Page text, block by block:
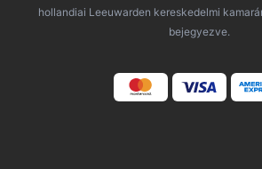
hollandiai Leeuwarden kereskedelmi
bejegyezve.